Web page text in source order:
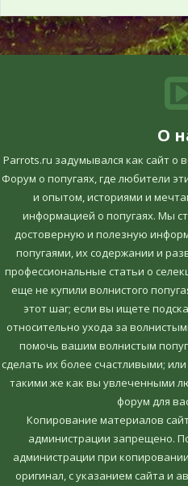
О
Parrots.ru задумывался как сайт о
Форум о попугаях, где любители
и опытом, историями и
информацией о попугаях. Мы
достоверную и полезную
попугаями, их содержании и
профессиональные статьи о
еще не купили волнистого
этот шаг; если вы ищете
относительно ухода за
помочь вашим волнистым
сделать их более счастливыми;
такими же как вы увлеченными
форум для
Копирование материалов
администрации запрещено.
администрации при
оригинал, c указанием сайта и